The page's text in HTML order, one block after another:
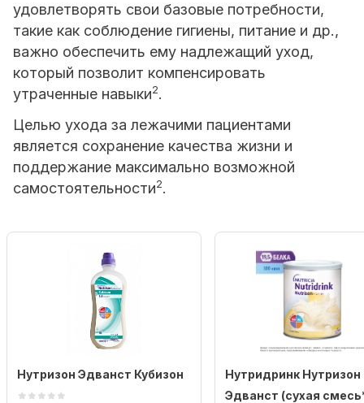
удовлетворять свои базовые потребности,
такие как соблюдение гигиены, питание и др.,
важно обеспечить ему надлежащий уход,
который позволит компенсировать
утраченные навыки2.
Целью ухода за лежачими пациентами
является сохранение качества жизни и
поддержание максимально возможной
самостоятельности2.
Нутризон Эдванст Кубизон
Нутридринк Нутризон
Эдванст (cухая